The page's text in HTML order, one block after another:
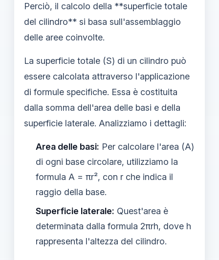
Perciò, il calcolo della **superficie totale
del cilindro** si basa sull'assemblaggio
delle aree coinvolte.
La superficie totale (S) di un cilindro può
essere calcolata attraverso l'applicazione
di formule specifiche. Essa è costituita
dalla somma dell'area delle basi e della
superficie laterale. Analizziamo i dettagli:
Area delle basi: Per calcolare l'area (A)
di ogni base circolare, utilizziamo la
formula A = πr², con r che indica il
raggio della base.
Superficie laterale: Quest'area è
determinata dalla formula 2πrh, dove h
rappresenta l'altezza del cilindro.